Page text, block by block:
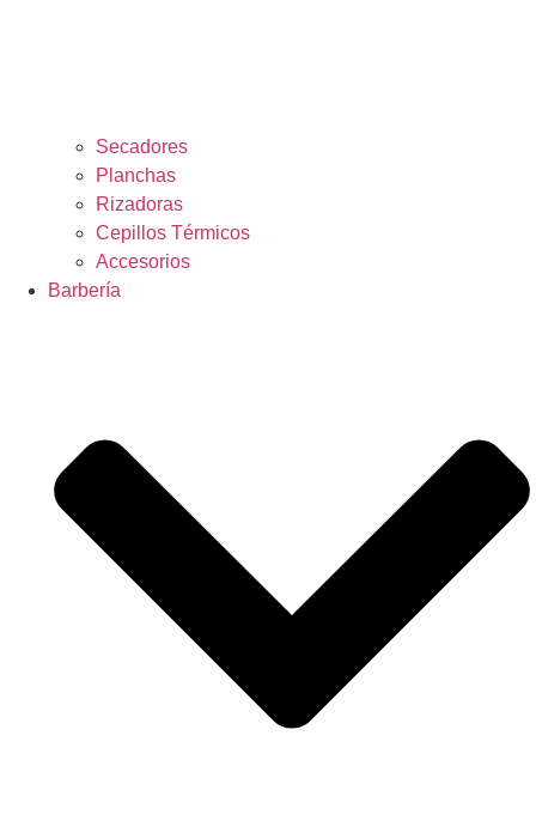
Secadores
Planchas
Rizadoras
Cepillos Térmicos
Accesorios
Barbería